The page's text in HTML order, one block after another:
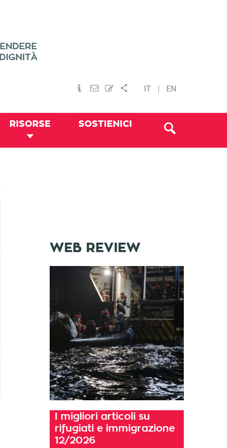
IT EN
RISORSE SOSTIENICI
WEB REVIEW
I migliori articoli su
rifugiati e immigrazione
12/2026